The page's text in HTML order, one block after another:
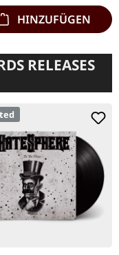
HINZUFÜGEN
RELEASES